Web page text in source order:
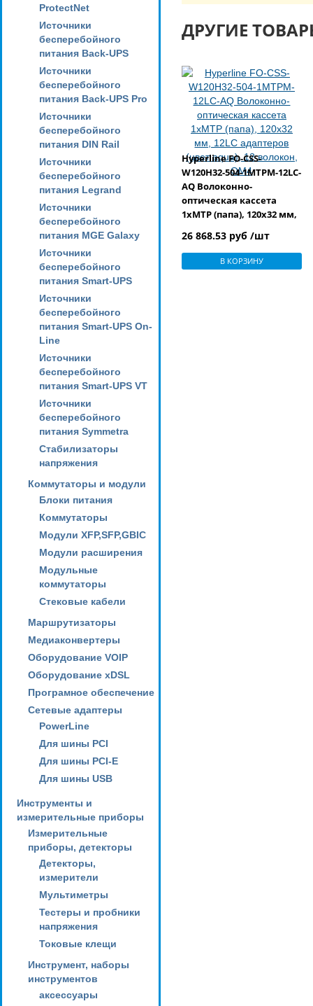
ProtectNet
Источники
бесперебойного
питания Back-UPS
Источники
бесперебойного
питания Back-UPS Pro
Источники
бесперебойного
питания DIN Rail
Источники
бесперебойного
питания Legrand
Источники
бесперебойного
питания MGE Galaxy
Источники
бесперебойного
питания Smart-UPS
Источники
бесперебойного
питания Smart-UPS On-
Line
Источники
бесперебойного
питания Smart-UPS VT
Источники
бесперебойного
питания Symmetra
Стабилизаторы
напряжения
Коммутаторы и модули
Блоки питания
Коммутаторы
Модули XFP,SFP,GBIC
Модули расширения
Модульные
коммутаторы
Стековые кабели
Маршрутизаторы
Медиаконвертеры
Оборудование VOIP
Оборудование xDSL
Програмное обеспечение
Сетевые адаптеры
PowerLine
Для шины PCI
Для шины PCI-E
Для шины USB
Инструменты и
измерительные приборы
Измерительные
приборы, детекторы
Детекторы,
измерители
Мультиметры
Тестеры и пробники
напряжения
Токовые клещи
Инструмент, наборы
инструментов
аксессуары
ДРУГИЕ
Hyperline FO-CSS-
W120H32-504-1MTPM-12LC-
AQ Волоконно-
оптическая кассета
1xMTP (папа), 120x32 мм,
aqua), 12 волокон, OM4
26 868.53 руб /шт
В КОРЗИНУ